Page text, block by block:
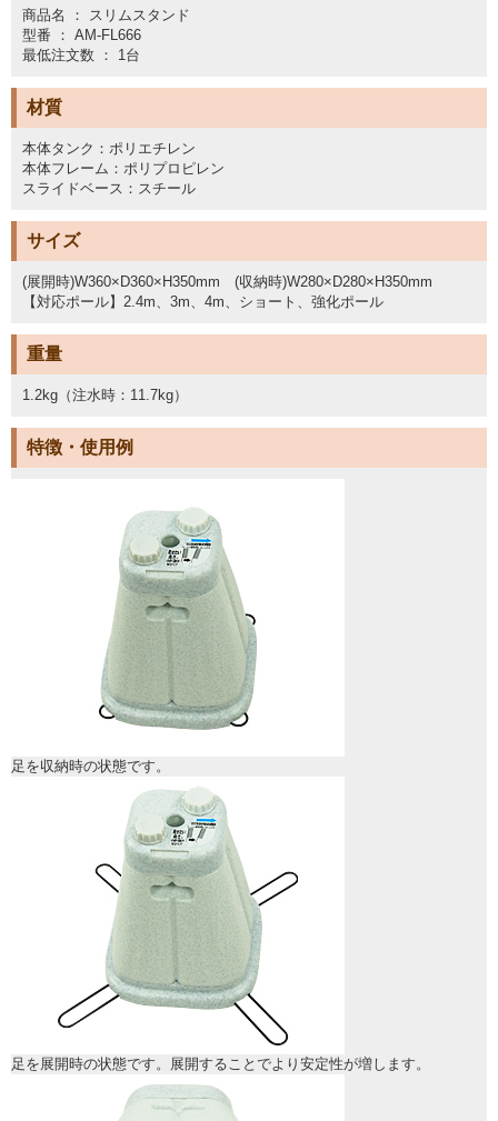
商品名 ： スリムスタンド
型番 ： AM-FL666
最低注文数 ： 1台
材質
本体タンク：ポリエチレン
本体フレーム：ポリプロピレン
スライドベース：スチール
サイズ
(展開時)W360×D360×H350mm (収納時)W280×D280×H350mm
【対応ポール】2.4m、3m、4m、ショート、強化ポール
重量
1.2kg（注水時：11.7kg）
特徴・使用例
足を収納時の状態です。
足を展開時の状態です。展開することでより安定性が増します。